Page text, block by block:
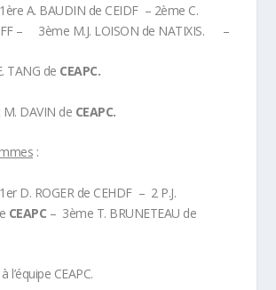
A. BAUDIN de CEIDF – 2ème C.
– 3ème M.J. LOISON de NATIXIS. –
TANG de CEAPC.
M. DAVIN de CEAPC.
:
D. ROGER de CEHDF – 2 P.J.
CEAPC – 3ème T. BRUNETEAU de
l’équipe CEAPC.